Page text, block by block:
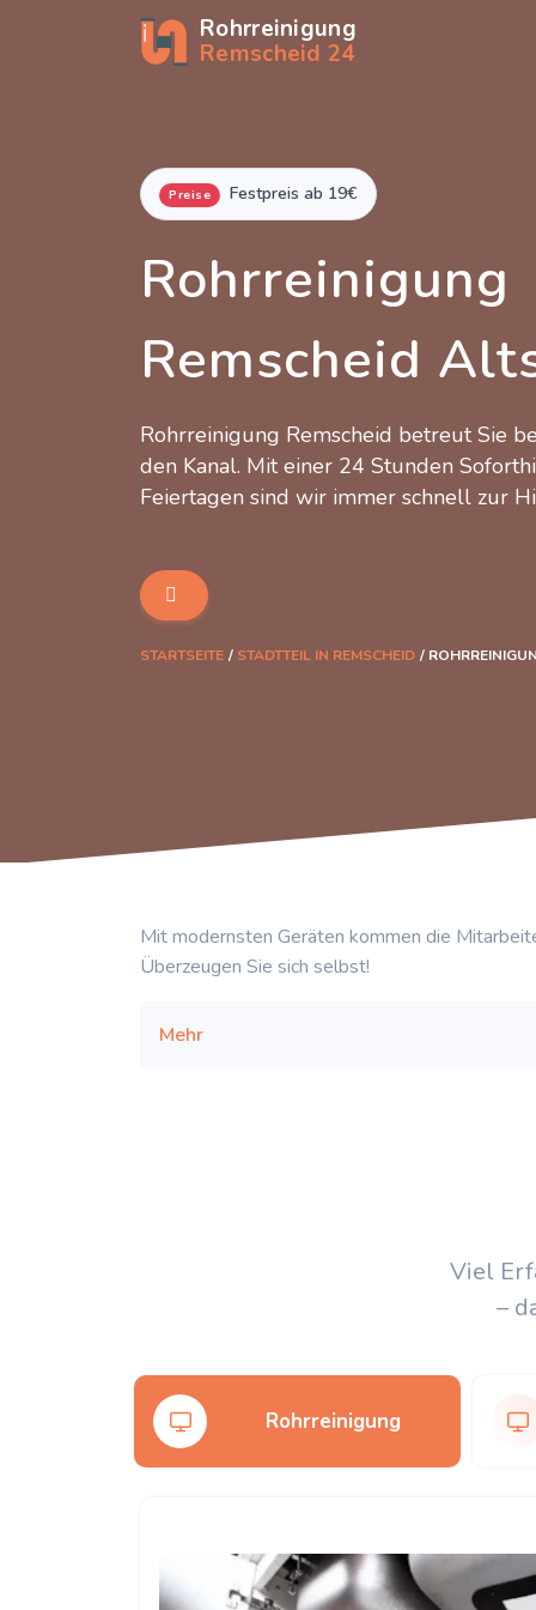
Rohrreinigung
Remscheid 24
Preise Festpreis ab 19€
Rohrreinigung
Remscheid
Rohrreinigung Remscheid betreut Sie
den Kanal. Mit einer 24 Stunden
Feiertagen sind wir immer schnell zur
STARTSEITE STADTTEIL IN REMSCHEID
Mit modernsten Geräten kommen die
Überzeugen Sie sich selbst!
Mehr
Viel
–
Rohrreinigung